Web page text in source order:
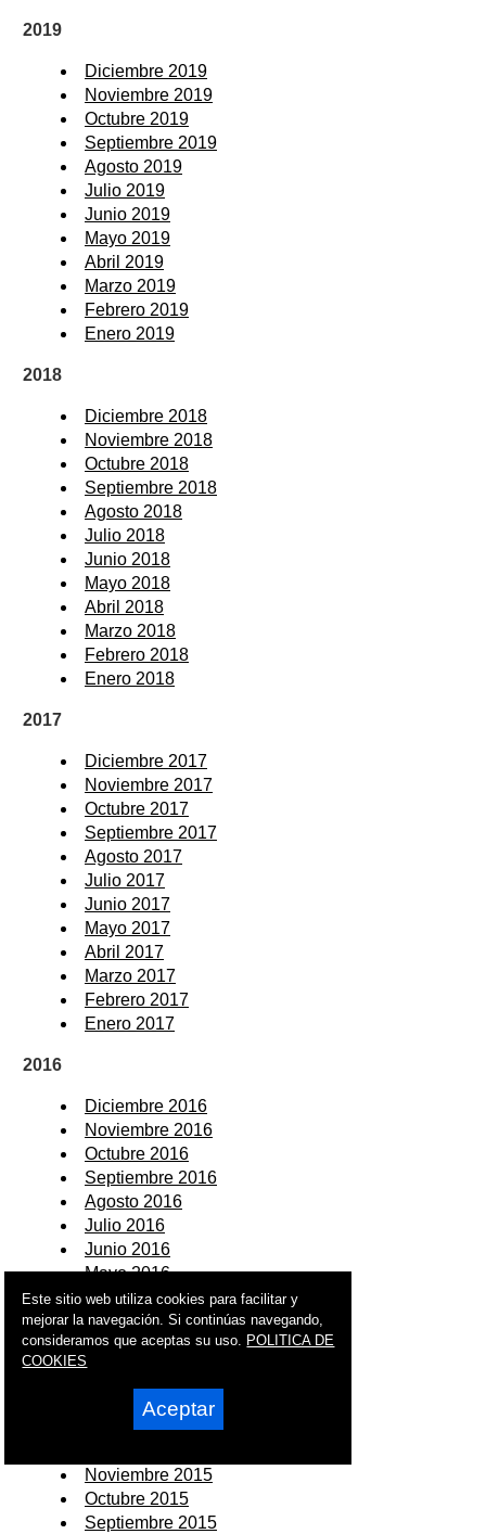
2019
Diciembre 2019
Noviembre 2019
Octubre 2019
Septiembre 2019
Agosto 2019
Julio 2019
Junio 2019
Mayo 2019
Abril 2019
Marzo 2019
Febrero 2019
Enero 2019
2018
Diciembre 2018
Noviembre 2018
Octubre 2018
Septiembre 2018
Agosto 2018
Julio 2018
Junio 2018
Mayo 2018
Abril 2018
Marzo 2018
Febrero 2018
Enero 2018
2017
Diciembre 2017
Noviembre 2017
Octubre 2017
Septiembre 2017
Agosto 2017
Julio 2017
Junio 2017
Mayo 2017
Abril 2017
Marzo 2017
Febrero 2017
Enero 2017
2016
Diciembre 2016
Noviembre 2016
Octubre 2016
Septiembre 2016
Agosto 2016
Julio 2016
Junio 2016
Mayo 2016
Abril 2016
Marzo 2016
Febrero 2016
Enero 2016
Noviembre 2015
Octubre 2015
Septiembre 2015
Este sitio web utiliza cookies para facilitar y
mejorar la navegación. Si continúas navegando,
consideramos que aceptas su uso. POLITICA DE
COOKIES
Aceptar